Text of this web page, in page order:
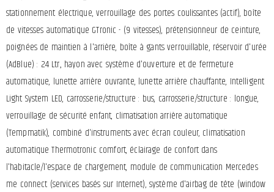
stationnement électrique, verrouillage des portes coulissantes (actif), boîte
de vitesses automatique GTronic - (9 vitesses), prétensionneur de ceinture,
poignées de maintien à l'arrière, boîte à gants verrouillable, réservoir d'urée
(AdBlue) : 24 Ltr., hayon avec système d'ouverture et de fermeture
automatique, lunette arrière ouvrante, lunette arrière chauffante, Intelligent
Light System LED, carrosserie/structure : bus, carrosserie/structure : longue,
verrouillage de sécurité enfant, climatisation arrière automatique
(Tempmatik), combiné d'instruments avec écran couleur, climatisation
automatique Thermotronic comfort, éclairage de confort dans
l'habitacle/l'espace de chargement, module de communication Mercedes
me connect (services basés sur Internet), système d'airbag de tête (window